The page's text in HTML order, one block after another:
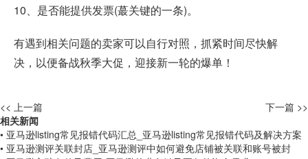
10、是否能提供发票(蕞关键的一条)。
有遇到相关问题的卖家可以自行对照，抓紧时间尽快解
决，以便备战秋季大促，迎接新一轮的爆单！
<< 上一篇
下一篇 >>
相关新闻
• 亚马逊listing常见报错代码汇总_亚马逊listing常见报错代码及解决方案
• 亚马逊测评关联封店_亚马逊测评中如何避免店铺被关联和账号被封